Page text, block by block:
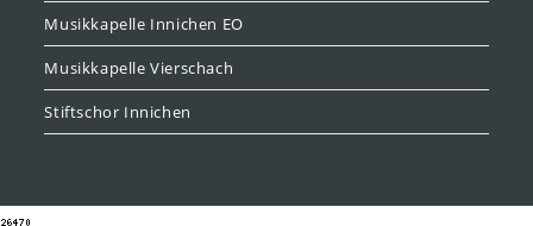
Musikkapelle Innichen EO
Musikkapelle Vierschach
Stiftschor Innichen